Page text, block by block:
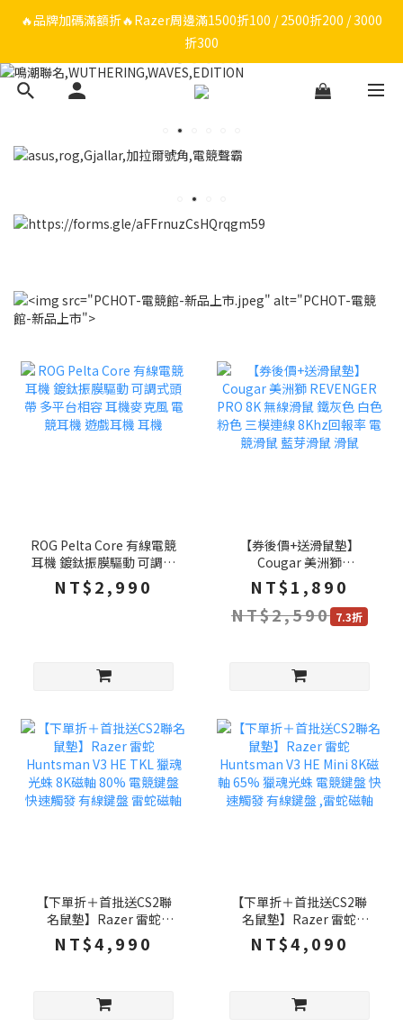
🔥品牌限定滿額折🔥ROG周邊滿1500折100 / 2500折200 / 3000折
300
ROG/Razer 全館電競椅會員登錄再現折$300
🔥品牌限定滿額折🔥ROG周邊滿1500折100 / 2500折200 / 3000折
ROG Pelta Core 有線電競
耳機 鍍鈦振膜驅動 可調式
頭帶 多平台相容 耳機麥克
風 電競耳機 遊戲耳機 耳機
NT$2,990
【券後價+送滑鼠墊】
Cougar 美洲獅
REVENGER PRO 8K 無線
滑鼠 鐵灰色 白色 粉色 三
模連線 8Khz回報率 電競
滑鼠 藍芽滑鼠 滑鼠
NT$1,890
NT$2,590 7.3折
【下單折＋首批送CS2聯
名鼠墊】Razer 雷蛇
Huntsman V3 HE TKL 獵
魂光蛛 8K磁軸 80% 電競
NT$4,990
【下單折＋首批送CS2聯
名鼠墊】Razer 雷蛇
Huntsman V3 HE Mini 8K
磁軸 65% 獵魂光蛛 電競
NT$4,090